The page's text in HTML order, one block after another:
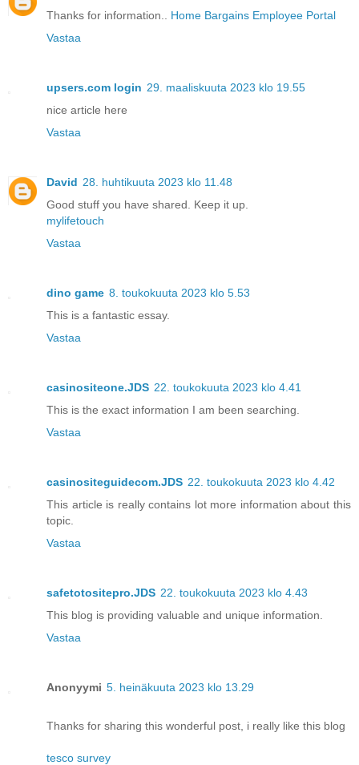
Thanks for information.. Home Bargains Employee Portal
Vastaa
upsers.com login 29. maaliskuuta 2023 klo 19.55
nice article here
Vastaa
David 28. huhtikuuta 2023 klo 11.48
Good stuff you have shared. Keep it up.
mylifetouch
Vastaa
dino game 8. toukokuuta 2023 klo 5.53
This is a fantastic essay.
Vastaa
casinositeone.JDS 22. toukokuuta 2023 klo 4.41
This is the exact information I am been searching.
Vastaa
casinositeguidecom.JDS 22. toukokuuta 2023 klo 4.42
This article is really contains lot more information about this
topic.
Vastaa
safetotositepro.JDS 22. toukokuuta 2023 klo 4.43
This blog is providing valuable and unique information.
Vastaa
Anonyymi 5. heinäkuuta 2023 klo 13.29
Thanks for sharing this wonderful post, i really like this blog
tesco survey